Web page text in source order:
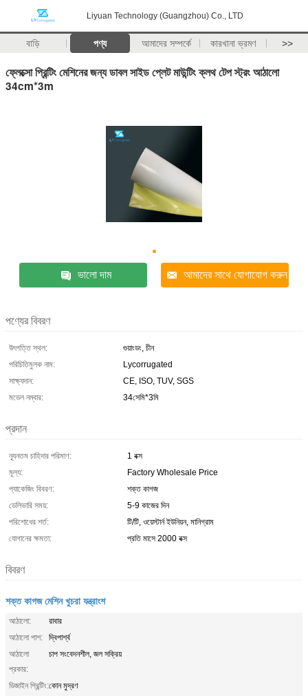
Liyuan Technology (Guangzhou) Co., LTD
বাড়ি পণ্য আমাদের সম্পর্কে কারখানা ভ্রমণ >>
ফ্লেক্সো প্রিন্টিং মেশিনের জন্য ডাবল সাইড প্লেট মাউন্টিং ক্লথ টেপ স্ট্রং আঠালো
34cm*3m
ভালো দাম আমাদের সাথে যোগাযোগ করুন
পণ্যের বিবরণ
উৎপত্তি স্থল:
গুয়াংডং, চীন
পরিচিতিমুলক নাম:
Lycorrugated
সাক্ষ্যদান:
CE, ISO, TUV, SGS
মডেল নম্বার:
34সেমি*3মি
প্রদান
ন্যূনতম চাহিদার পরিমাণ:
1 বক্স
মূল্য:
Factory Wholesale Price
প্যাকেজিং বিবরণ:
শক্ত কাগজ
ডেলিভারি সময়:
5-9 কাজের দিন
পরিশোধের শর্ত:
টি/টি, ওয়েস্টার্ন ইউনিয়ন, মানিগ্রাম
যোগানের ক্ষমতা:
প্রতি মাসে 2000 বক্স
বিবরণ
শক্ত কাগজ মেশিন খুচরা যন্ত্রাংশ
আঠালো:
রাবার
আঠালো পাশ:
দ্বিপার্শ্ব
আঠালো
প্রকার:
চাপ সংবেদনশীল, জল সক্রিয়
ডিজাইন প্রিন্টিং:কোন মুদ্রণ